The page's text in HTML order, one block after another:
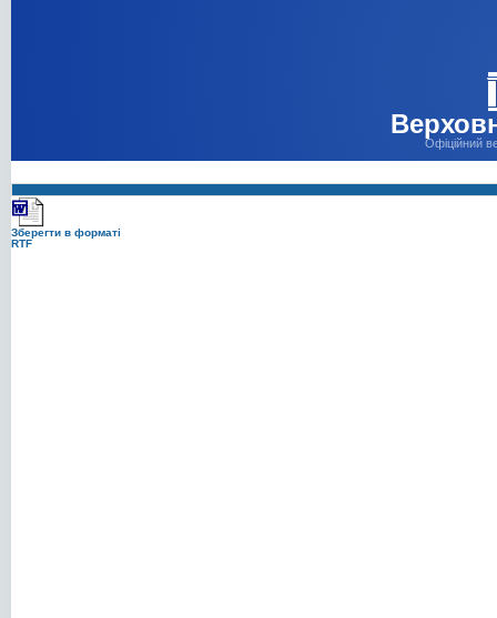
Офіційний
Зберегти в форматі
RTF